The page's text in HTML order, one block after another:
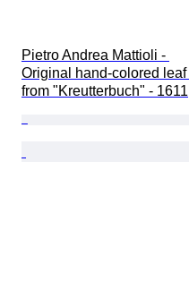
Pietro Andrea Mattioli -
Original hand-colored leaf
from "Kreutterbuch" - 1611